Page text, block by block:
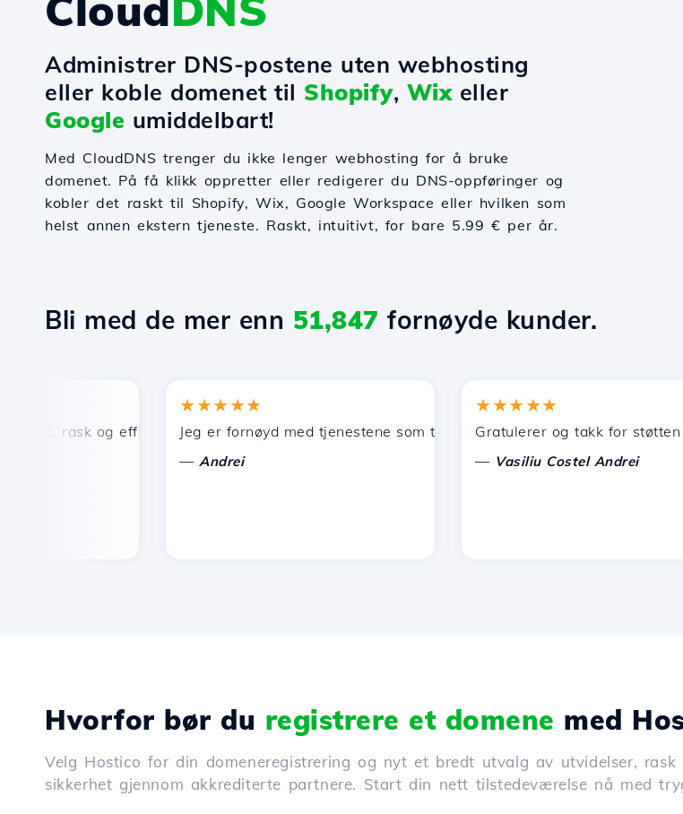
Administrer DNS-postene uten webhosting
eller koble domenet til Shopify, Wixeller
Google umiddelbart!
Med CloudDNS trenger du ikke lenger webhosting for å bruke
domenet. På få klikk oppretter eller redigerer du DNS-oppføringer og
kobler det raskt til Shopify, Wix, Google Workspace eller hvilken som
helst annen ekstern tjeneste. Raskt, intuitivt, for bare 5.99 € per år.
Bli med de mer enn 51,847 fornøyde kunder.
rask og effektiv teknisk support.
★★★★★
Jeg er fornøyd med tjenestene som tilbys av Hostico. Jeg har anbefalt dere
Andrei
★★★★★
Gratulerer og takk for støtten
Vasiliu Costel Andrei
Hvorfor bør du registrere et domene med
Velg Hostico for din domeneregistrering og nyt et bredt utvalg av utvidelser,
sikkerhet gjennom akkrediterte partnere. Start din nett tilstedeværelse nå med